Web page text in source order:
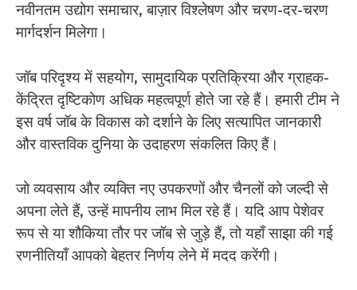
नवीनतम उद्योग समाचार, बाज़ार विश्लेषण और चरण-दर-चरण
मार्गदर्शन मिलेगा।
जॉब परिदृश्य में सहयोग, सामुदायिक प्रतिक्रिया और ग्राहक-
केंद्रित दृष्टिकोण अधिक महत्वपूर्ण होते जा रहे हैं। हमारी टीम ने
इस वर्ष जॉब के विकास को दर्शाने के लिए सत्यापित जानकारी
और वास्तविक दुनिया के उदाहरण संकलित किए हैं।
जो व्यवसाय और व्यक्ति नए उपकरणों और चैनलों को जल्दी से
अपना लेते हैं, उन्हें मापनीय लाभ मिल रहे हैं। यदि आप पेशेवर
रूप से या शौकिया तौर पर जॉब से जुड़े हैं, तो यहाँ साझा की गई
रणनीतियाँ आपको बेहतर निर्णय लेने में मदद करेंगी।